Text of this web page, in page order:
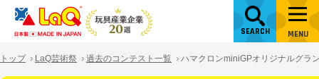
SEARCH MENU
トップ LaQ芸術祭 過去のコンテスト一覧 ハマクロンminiGPオリジナルグラ